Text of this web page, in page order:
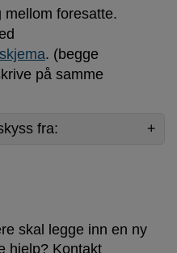
foresatte.
. (begge
på samme
fra:
skal legge inn en ny
hjelp? Kontakt